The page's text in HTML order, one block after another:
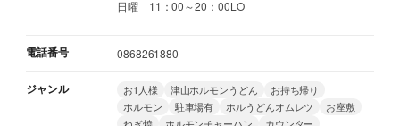
日曜 11：00～20：00LO
電話番号 0868261880
ジャンル お1人様 津山ホルモンうどん
お持ち帰り
ホルモン
駐車場有 ホルうどんオムレツ
お座敷
ねぎ焼
ホルモンチャーハン
カウンター